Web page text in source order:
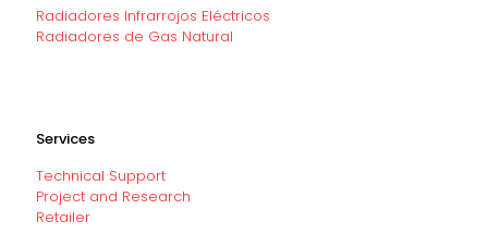
Radiadores Infrarrojos Eléctricos
Radiadores de Gas Natural
Services
Technical Support
Project and Research
Retailer